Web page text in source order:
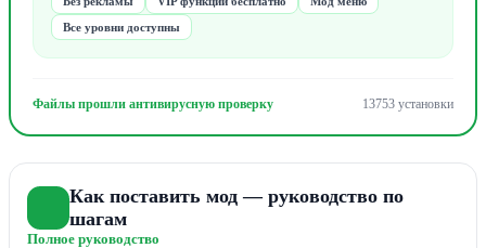
Все уровни доступны
Файлы прошли антивирусную проверку 13753 установки
Как поставить мод — руководство по
шагам
Полное руководство